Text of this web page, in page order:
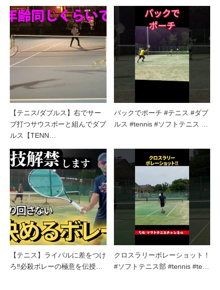
【テニス/ダブルス】右でサー
ブ打つサウスポーと組んでダブ
ルス【TENN…
バックでポーチ #テニス #ダブ
ルス #tennis #ソフトテニス …
【テニス】ライバルに差をつけ
ろ‼︎必殺ボレーの極意を伝授…
クロスラリーボレーショット！
#ソフトテニス部 #tennis #te…